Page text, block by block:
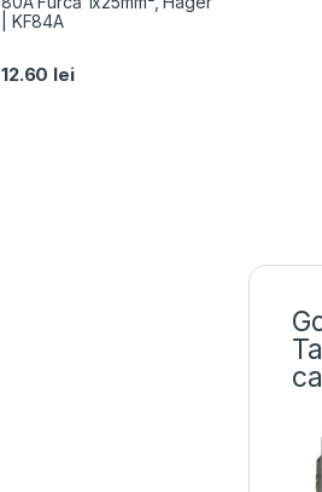
| KF84A
12.60 lei